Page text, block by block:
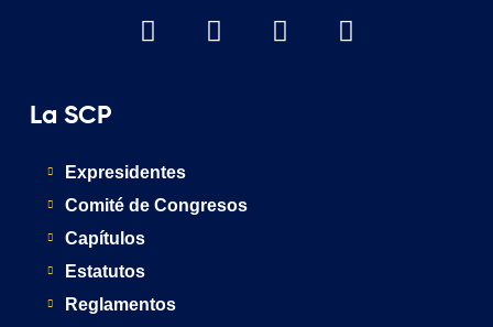
La SCP
Expresidentes
Comité de Congresos
Capítulos
Estatutos
Reglamentos